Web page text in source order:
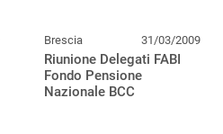
Brescia 31/03/2009
Riunione Delegati FABI
Fondo Pensione
Nazionale BCC